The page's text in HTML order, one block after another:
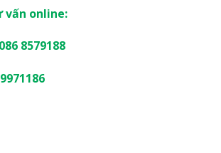
online:
8579188